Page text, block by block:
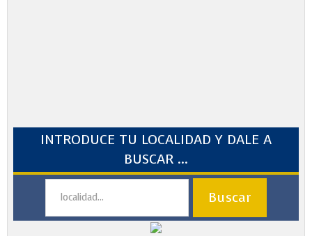
INTRODUCE TU LOCALIDAD Y DALE A
BUSCAR ...